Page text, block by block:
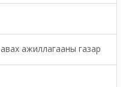
ажиллагааны газар